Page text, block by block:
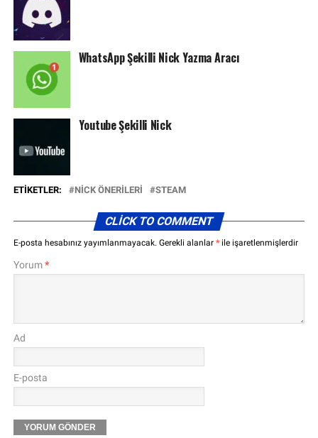
WhatsApp Şekilli Nick Yazma Aracı
Youtube Şekilli Nick
ETIKETLER: NICK ÖNERILERI STEAM
CLICK TO COMMENT
E-posta hesabınız yayımlanmayacak. Gerekli alanlar *ile işaretlenmişlerdir
Yorum*
Ad
E-posta